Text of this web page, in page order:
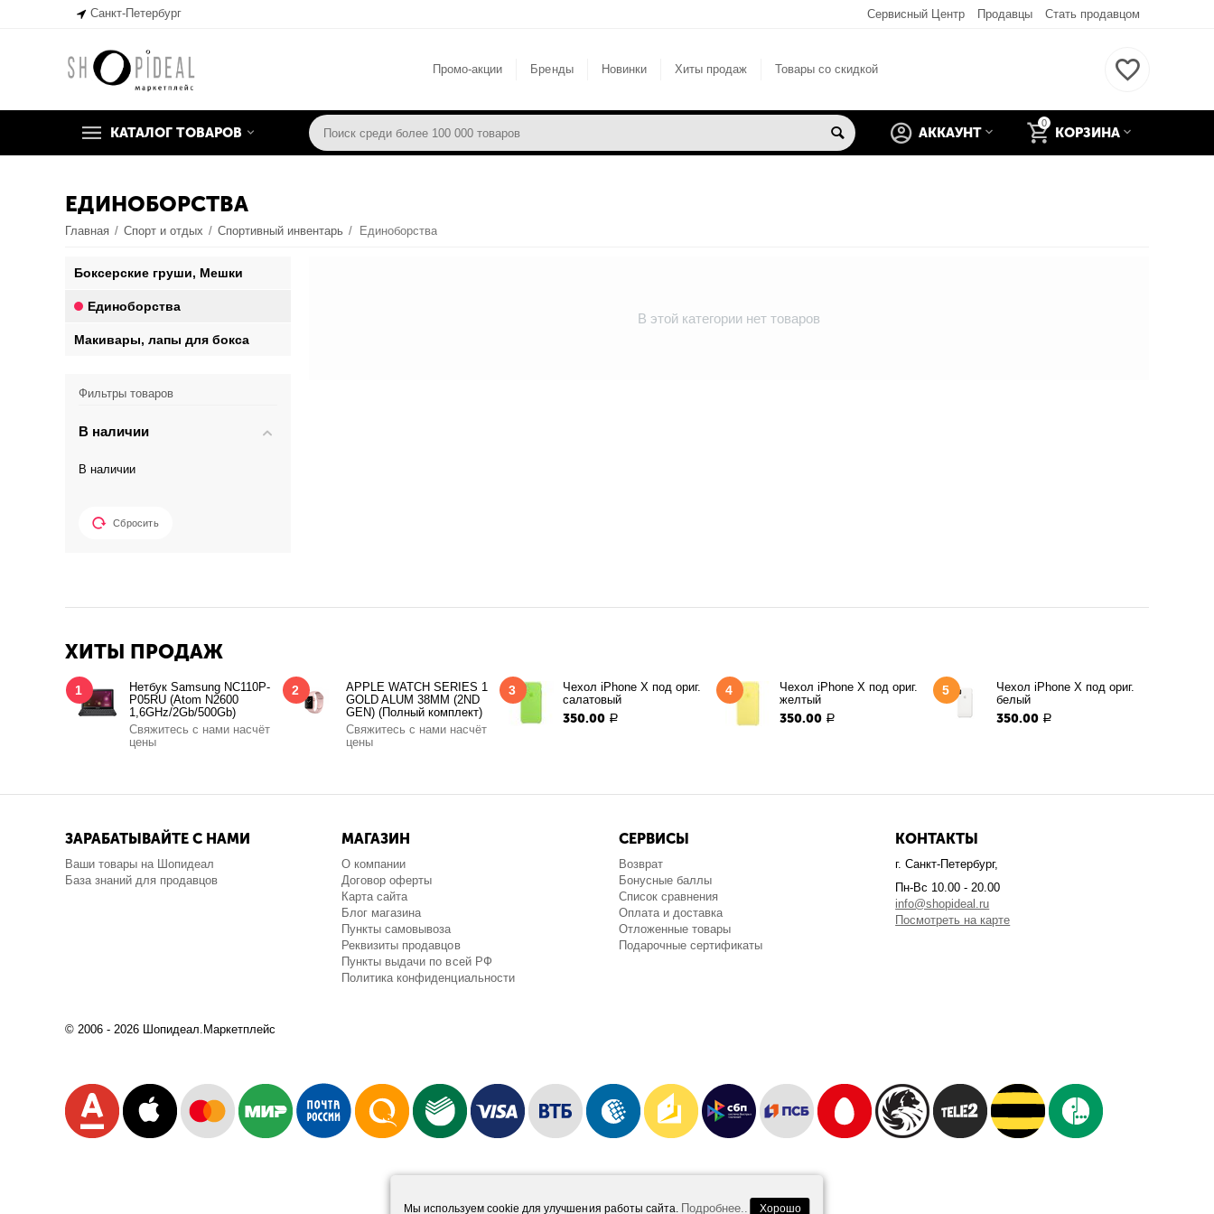
Мы используем cookie для улучшения работы сайта. Подробнее.. Хорошо
Санкт-Петербург Сервисный Центр Продавцы Стать продавцом
Промо-акции Бренды Новинки Хиты продаж Товары со скидкой
КАТАЛОГ ТОВАРОВ
0
КОРЗИНА
АККАУНТ
ЕДИНОБОРСТВА
Главная / Спорт и отдых / Спортивный инвентарь / Единоборства
В этой категории нет товаров
Боксерские груши, Мешки
Единоборства
Макивары, лапы для бокса
Фильтры товаров
В наличии
В наличии
Сбросить
ХИТЫ ПРОДАЖ
1
Нетбук Samsung NC110P-
P05RU (Atom N2600
1,6GHz/2Gb/500Gb)
Свяжитесь с нами насчёт
цены
2
APPLE WATCH SERIES 1
GOLD ALUM 38MM (2ND
GEN) (Полный комплект)
Свяжитесь с нами насчёт
цены
3
Чехол iPhone X под ориг.
салатовый
350.00 Р
4
Чехол iPhone X под ориг.
желтый
350.00 Р
5
Чехол iPhone X под ориг.
белый
350.00 Р
ЗАРАБАТЫВАЙТЕ С НАМИ
Ваши товары на Шопидеал
База знаний для продавцов
МАГАЗИН
О компании
Договор оферты
Карта сайта
Блог магазина
Пункты самовывоза
Реквизиты продавцов
Пункты выдачи по всей РФ
Политика конфиденциальности
СЕРВИСЫ
Возврат
Бонусные баллы
Список сравнения
Оплата и доставка
Отложенные товары
Подарочные сертификаты
КОНТАКТЫ
г. Санкт-Петербург,
Пн-Вс 10.00 - 20.00
info@shopideal.ru
Посмотреть на карте
© 2006 - 2026 Шопидеал.Маркетплейс